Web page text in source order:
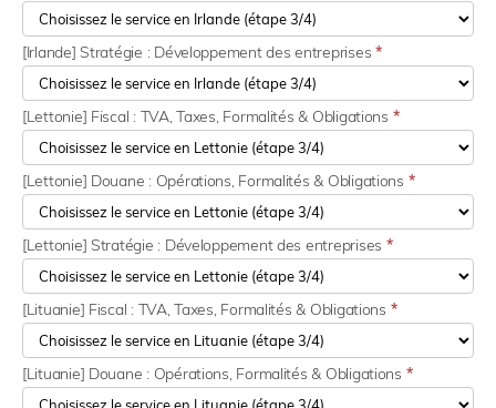
[Irlande] Stratégie : Développement des entreprises *
[Lettonie] Fiscal : TVA, Taxes, Formalités & Obligations *
[Lettonie] Douane : Opérations, Formalités & Obligations *
[Lettonie] Stratégie : Développement des entreprises *
[Lituanie] Fiscal : TVA, Taxes, Formalités & Obligations *
[Lituanie] Douane : Opérations, Formalités & Obligations *